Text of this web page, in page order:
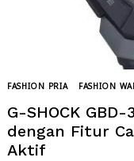
FASHION PRIA FASHION
G-SHOCK
dengan Fitur
Aktif